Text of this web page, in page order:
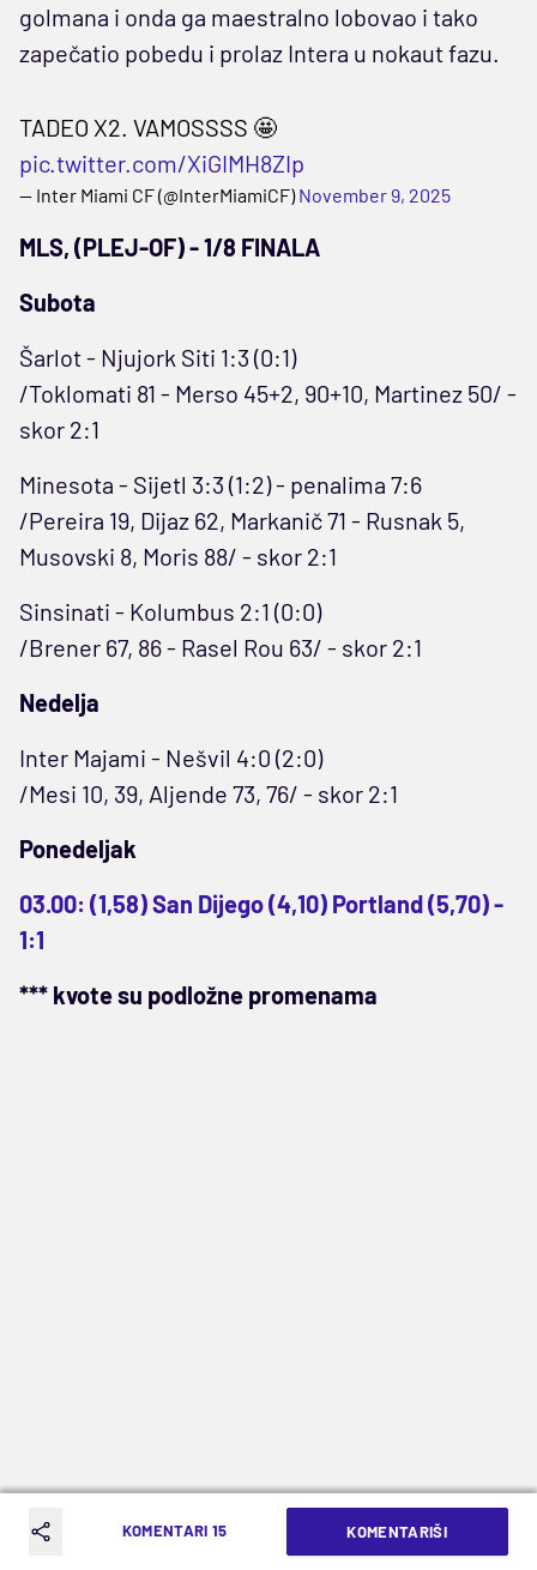
golmana i onda ga maestralno lobovao i tako
zapečatio pobedu i prolaz Intera u nokaut fazu.
TADEO X2. VAMOSSSS 🤩
pic.twitter.com/XiGIMH8ZIp
— Inter Miami CF (@InterMiamiCF)November 9, 2025
MLS, (PLEJ-OF) - 1/8 FINALA
Subota
Šarlot - Njujork Siti 1:3 (0:1)
/Toklomati 81 - Merso 45+2, 90+10, Martinez 50/ -
skor 2:1
Minesota - Sijetl 3:3 (1:2) - penalima 7:6
/Pereira 19, Dijaz 62, Markanič 71 - Rusnak 5,
Musovski 8, Moris 88/ - skor 2:1
Sinsinati - Kolumbus 2:1 (0:0)
/Brener 67, 86 - Rasel Rou 63/ - skor 2:1
Nedelja
Inter Majami - Nešvil 4:0 (2:0)
/Mesi 10, 39, Aljende 73, 76/ - skor 2:1
Ponedeljak
03.00: (1,58) San Dijego (4,10) Portland (5,70) -
1:1
*** kvote su podložne promenama
KOMENTARI 15 KOMENTARIŠI